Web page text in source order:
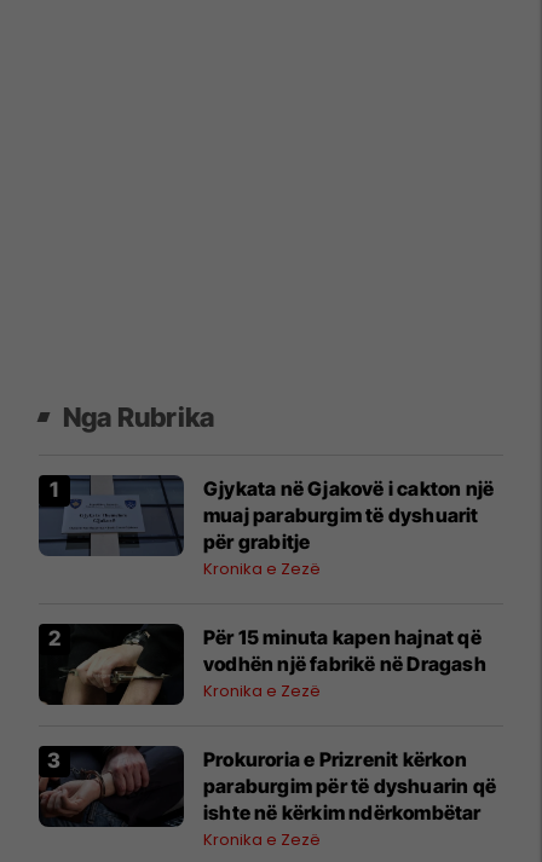
Nga Rubrika
Gjykata në Gjakovë i cakton një
muaj paraburgim të dyshuarit
për grabitje
Kronika e Zezë
Për 15 minuta kapen hajnat që
vodhën një fabrikë në Dragash
Kronika e Zezë
Prokuroria e Prizrenit kërkon
paraburgim për të dyshuarin që
ishte në kërkim ndërkombëtar
Kronika e Zezë